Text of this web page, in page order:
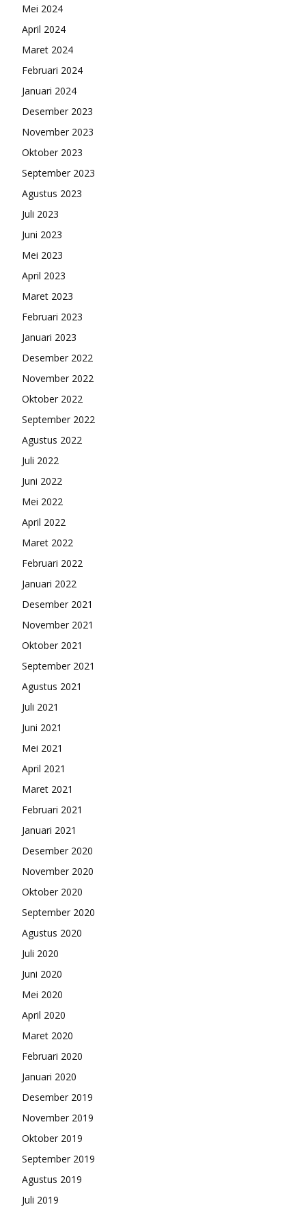
Mei 2024
April 2024
Maret 2024
Februari 2024
Januari 2024
Desember 2023
November 2023
Oktober 2023
September 2023
Agustus 2023
Juli 2023
Juni 2023
Mei 2023
April 2023
Maret 2023
Februari 2023
Januari 2023
Desember 2022
November 2022
Oktober 2022
September 2022
Agustus 2022
Juli 2022
Juni 2022
Mei 2022
April 2022
Maret 2022
Februari 2022
Januari 2022
Desember 2021
November 2021
Oktober 2021
September 2021
Agustus 2021
Juli 2021
Juni 2021
Mei 2021
April 2021
Maret 2021
Februari 2021
Januari 2021
Desember 2020
November 2020
Oktober 2020
September 2020
Agustus 2020
Juli 2020
Juni 2020
Mei 2020
April 2020
Maret 2020
Februari 2020
Januari 2020
Desember 2019
November 2019
Oktober 2019
September 2019
Agustus 2019
Juli 2019